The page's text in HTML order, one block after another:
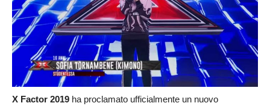
X Factor 2019 ha proclamato ufficialmente un nuovo